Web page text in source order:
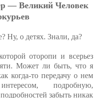
— Великий Человек
Ну, о детях. Знали, да?
оторопи и всерьез
Может ли быть, что я
когда-то передачу о нем
подробную,
забыть никак